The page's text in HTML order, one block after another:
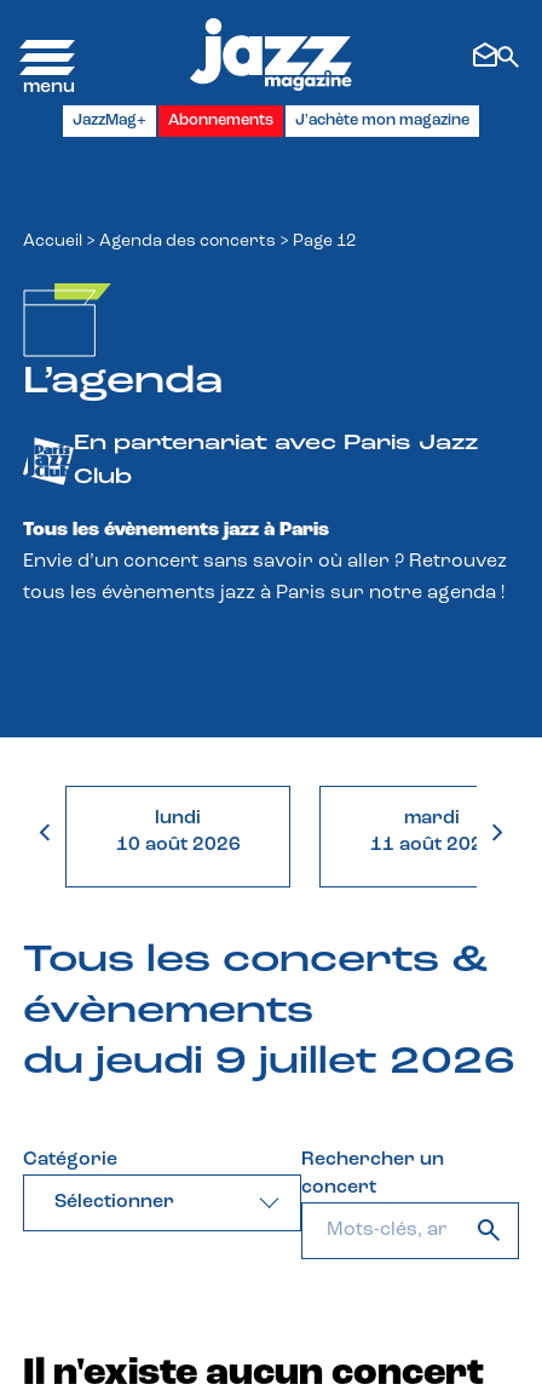
JazzMag+ Abonnements J'achète mon magazine
Accueil > Agenda des concerts > Page 12
L’agenda
En partenariat avec Paris Jazz
Club
Tous les évènements jazz à Paris
Envie d’un concert sans savoir où aller ? Retrouvez
tous les évènements jazz à Paris sur notre agenda !
lundi
10 août 2026
mardi
11 août 2026
Tous les concerts &
évènements
du jeudi 9 juillet 2026
Catégorie
Sélectionner
Rechercher un
concert
Il n'existe aucun concert